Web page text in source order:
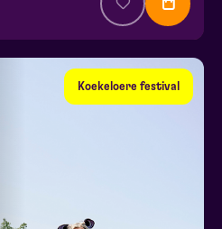
Koekeloere festival